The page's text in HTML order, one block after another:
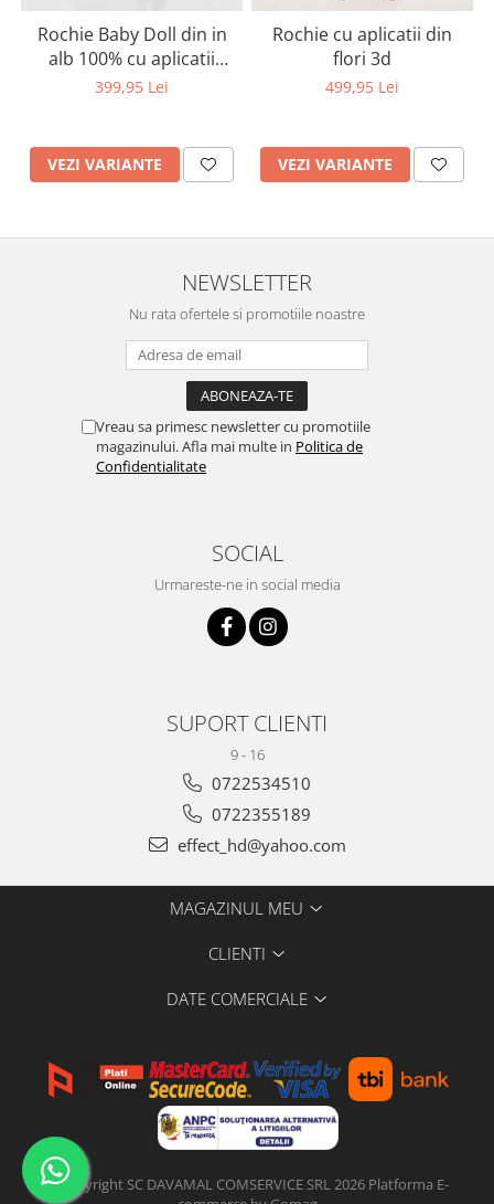
Rochie Baby Doll din in
alb 100% cu aplicatii
artizanale maci rosii
399,95 Lei
VEZI VARIANTE
Rochie cu aplicatii din
flori 3d
499,95 Lei
VEZI VARIANTE
NEWSLETTER
Nu rata ofertele si promotiile noastre
Vreau sa primesc newsletter cu promotiile
magazinului. Afla mai multe in Politica de
Confidentialitate
SOCIAL
Urmareste-ne in social media
SUPORT CLIENTI
9 - 16
0722534510
0722355189
effect_hd@yahoo.com
MAGAZINUL MEU
CLIENTI
DATE COMERCIALE
©Copyright SC DAVAMAL COMSERVICE SRL 2026 Platforma E-